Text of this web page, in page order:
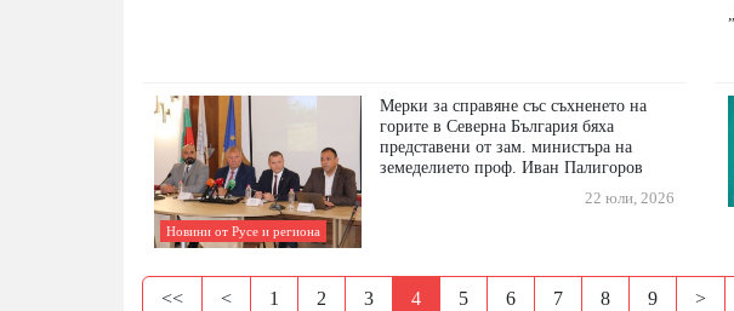
Новини от Русе и региона
Мерки за справяне със съхненето на
горите в Северна България бяха
представени от зам. министъра на
земеделието проф. Иван Палигоров
22 юли, 2026
<< < 1 2 3 4 5 6 7 8 9 >